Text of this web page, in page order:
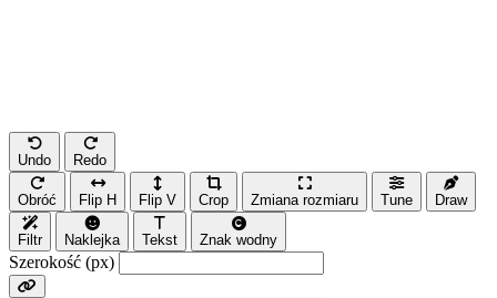
Undo Redo
Obróć Flip H Flip V Crop Zmiana rozmiaru Tune Draw
Filtr Naklejka Tekst Znak wodny
Szerokość (px)